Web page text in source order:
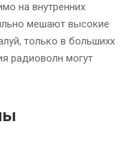
на внутренних
мешают высокие
только в большихх
радиоволн могут